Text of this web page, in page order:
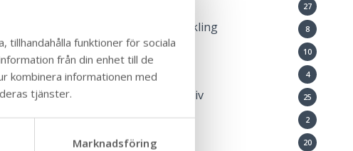
tillhandahålla funktioner för sociala
från din enhet till de
kombinera informationen med
tjänster.
Marknadsföring
Nu
att
sådan
du vilja
27
Landsbygdsutveckling 8
Lovaktivitet 10
Medborgardialog 4
Natur och friluftsliv 25
Ny i Sverige 2
Okategoriserade 20